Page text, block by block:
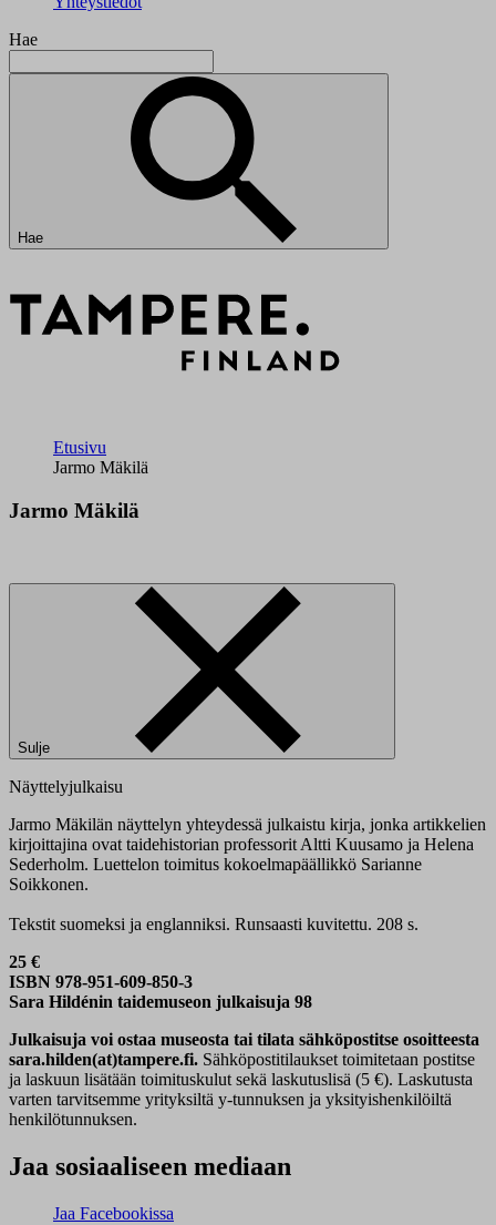
Hae
Hae
Etusivu
Jarmo Mäkilä
Jarmo Mäkilä
Sulje
Näyttelyjulkaisu
Jarmo Mäkilän näyttelyn yhteydessä julkaistu kirja, jonka artikkelien
kirjoittajina ovat taidehistorian professorit Altti Kuusamo ja Helena
Sederholm. Luettelon toimitus kokoelmapäällikkö Sarianne
Soikkonen.
Tekstit suomeksi ja englanniksi. Runsaasti kuvitettu. 208 s.
25 €
ISBN 978-951-609-850-3
Sara Hildénin taidemuseon julkaisuja 98
Julkaisuja voi ostaa museosta tai tilata sähköpostitse osoitteesta
sara.hilden(at)tampere.fi. Sähköpostitilaukset toimitetaan postitse
ja laskuun lisätään toimituskulut sekä laskutuslisä (5 €). Laskutusta
varten tarvitsemme yrityksiltä y-tunnuksen ja yksityishenkilöiltä
henkilötunnuksen.
Jaa sosiaaliseen mediaan
Jaa Facebookissa